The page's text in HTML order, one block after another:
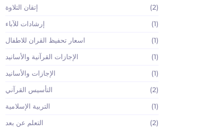
إتقان التلاوة
(2)
إرشادات للآباء
(1)
اسعار تحفيظ القران للاطفال
(1)
الإجازات القرآنية والأسانيد
(1)
الإجازات والأسانيد
(1)
التأسيس القرآني
(2)
التربية الإسلامية
(1)
التعلم عن بعد
(2)